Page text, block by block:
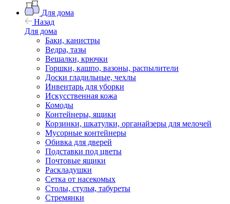
Для дома
Назад
Для дома
Баки, канистры
Ведра, тазы
Вешалки, крючки
Горшки, кашпо, вазоны, распылители
Доски гладильные, чехлы
Инвентарь для уборки
Искусственная кожа
Комоды
Контейнеры, ящики
Корзинки, шкатулки, органайзеры для мелочей
Мусорные контейнеры
Обивка для дверей
Подставки под цветы
Почтовые ящики
Раскладушки
Сетка от насекомых
Столы, стулья, табуреты
Стремянки